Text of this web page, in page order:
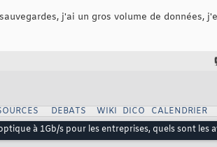
j'ai un gros volume de données,
DEBATS WIKI DICO CALENDRIER
à 1Gb/s pour les entreprises, quels sont les